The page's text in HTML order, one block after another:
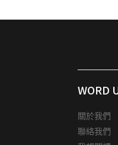
WORD
關於我們
聯絡我們